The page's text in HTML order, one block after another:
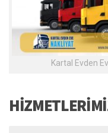
Kartal Evden